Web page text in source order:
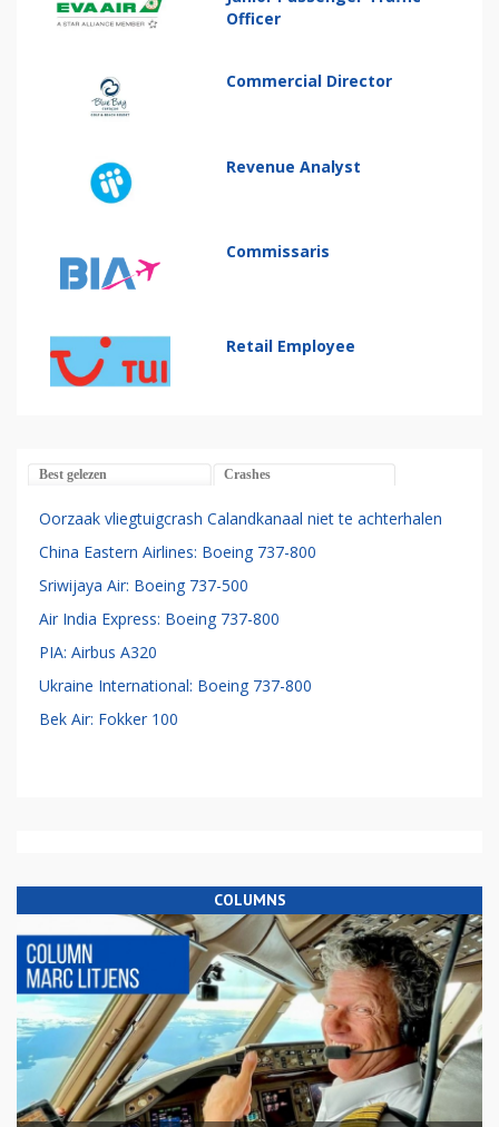
Officer
Commercial Director
Revenue Analyst
Commissaris
Retail Employee
Best gelezen Crashes
Oorzaak vliegtuigcrash Calandkanaal niet te achterhalen
China Eastern Airlines: Boeing 737-800
Sriwijaya Air: Boeing 737-500
Air India Express: Boeing 737-800
PIA: Airbus A320
Ukraine International: Boeing 737-800
Bek Air: Fokker 100
COLUMNS